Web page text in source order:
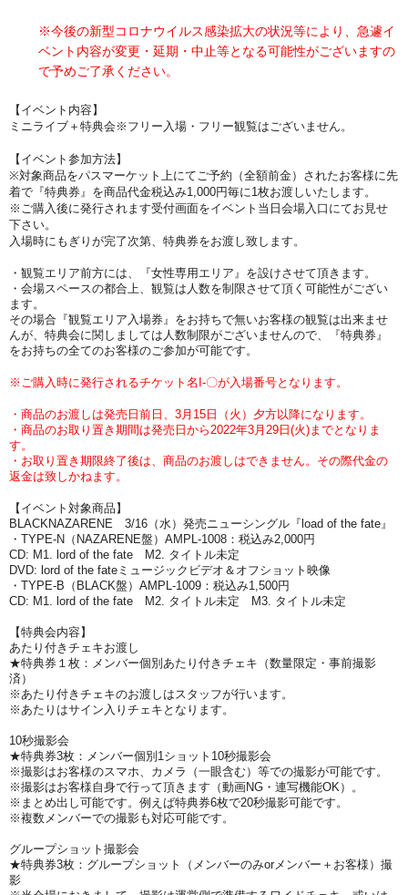
※今後の新型コロナウイルス感染拡大の状況等により、急遽イ
ベント内容が変更・延期・中止等となる可能性がございますの
で予めご了承ください。
【イベント内容 】
ミニライブ＋特典会 ※フリー入場・フリー観覧はございません。
【イベント参加方法】
※対象商品をパスマーケット上にてご予約（全額前金）されたお客様に先
着で『特典券』を商品代金税込み1,000円毎に1枚お渡しいたします。
※ご購入後に発行されます受付画面をイベント当日会場入口にてお見せ
下さい。
入場時にもぎりが完了次第、特典券をお渡し致します。
・観覧エリア前方には、『女性専用エリア』を設けさせて頂きます。
・会場スペースの都合上、観覧は人数を制限させて頂く可能性がござい
ます。
その場合『観覧エリア入場券』をお持ちで無いお客様の観覧は出来ませ
んが、特典会に関しましては人数制限がございませんので、『特典券』
をお持ちの全てのお客様のご参加が可能です。
※ご購入時に発行されるチケット名I-〇が入場番号となります。
・商品のお渡しは発売日前日、3月15日（火）夕方以降になります。
・商品のお取り置き期間は発売日から2022年3月29日(火)までとなりま
す。
・お取り置き期限終了後は、商品のお渡しはできません。その際代金の
返金は致しかねます。
【イベント対象商品】
BLACKNAZARENE 3/16（水）発売ニューシングル『load of the fate』
・TYPE-N（NAZARENE盤）AMPL-1008：税込み2,000円
CD: M1. lord of the fate M2. タイトル未定
DVD: lord of the fateミュージックビデオ＆オフショット映像
・TYPE-B（BLACK盤）AMPL-1009：税込み1,500円
CD: M1. lord of the fate M2. タイトル未定 M3. タイトル未定
【特典会内容】
あたり付きチェキお渡し
★特典券１枚：メンバー個別あたり付きチェキ（数量限定・事前撮影
済）
※あたり付きチェキのお渡しはスタッフが行います。
※あたりはサイン入りチェキとなります。
10秒撮影会
★特典券3枚：メンバー個別1ショット10秒撮影会
※撮影はお客様のスマホ、カメラ（一眼含む）等での撮影が可能です。
※撮影はお客様自身で行って頂きます（動画NG・連写機能OK）。
※まとめ出し可能です。例えば特典券6枚で20秒撮影可能です。
※複数メンバーでの撮影も対応可能です。
グループショット撮影会
★特典券3枚：グループショット（メンバーのみorメンバー＋お客様）撮
影